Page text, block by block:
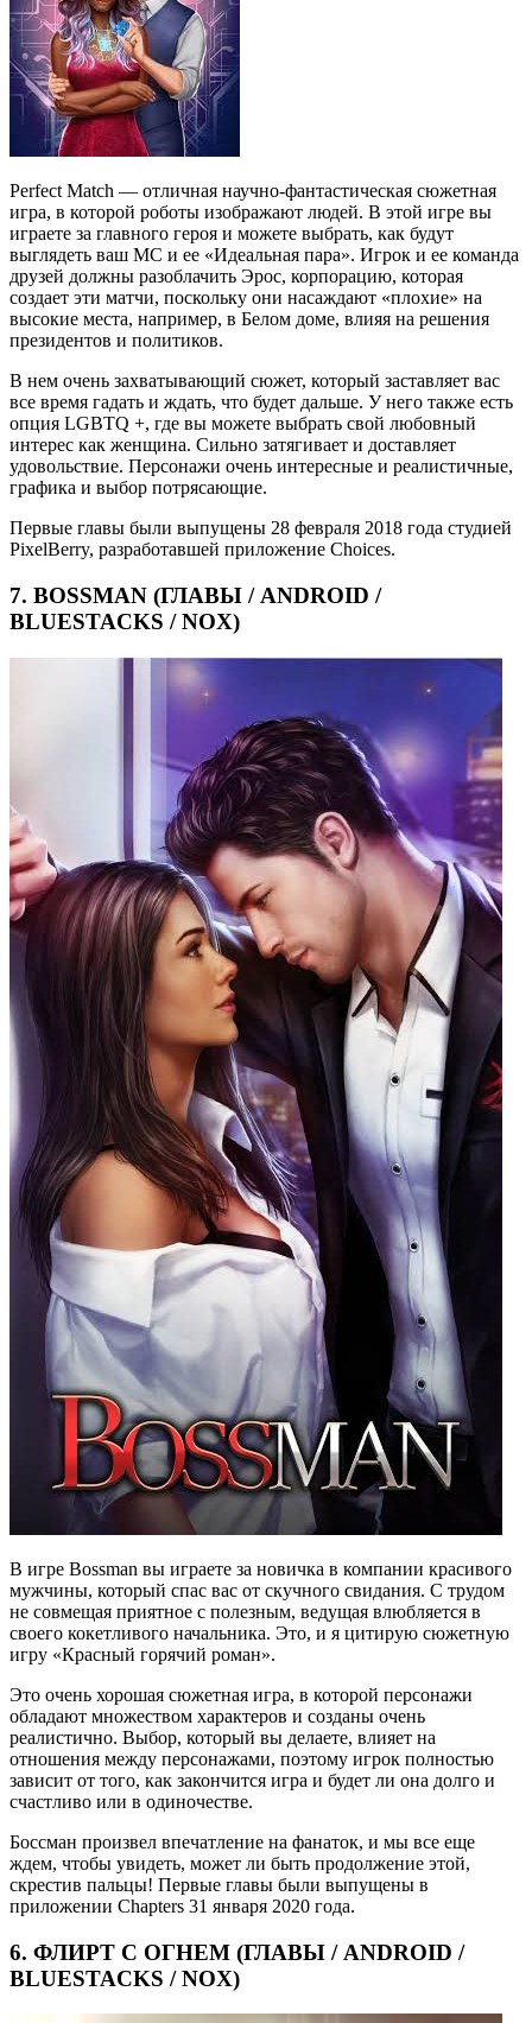
Perfect Match — отличная научно-фантастическая сюжетная
игра, в которой роботы изображают людей. В этой игре вы
играете за главного героя и можете выбрать, как будут
выглядеть ваш MC и ее «Идеальная пара». Игрок и ее команда
друзей должны разоблачить Эрос, корпорацию, которая
создает эти матчи, поскольку они насаждают «плохие» на
высокие места, например, в Белом доме, влияя на решения
президентов и политиков.
В нем очень захватывающий сюжет, который заставляет вас
все время гадать и ждать, что будет дальше. У него также есть
опция LGBTQ +, где вы можете выбрать свой любовный
интерес как женщина. Сильно затягивает и доставляет
удовольствие. Персонажи очень интересные и реалистичные,
графика и выбор потрясающие.
Первые главы были выпущены 28 февраля 2018 года студией
PixelBerry, разработавшей приложение Choices.
7. BOSSMAN (ГЛАВЫ / ANDROID /
BLUESTACKS / NOX)
В игре Bossman вы играете за новичка в компании красивого
мужчины, который спас вас от скучного свидания. С трудом
не совмещая приятное с полезным, ведущая влюбляется в
своего кокетливого начальника. Это, и я цитирую сюжетную
игру «Красный горячий роман».
Это очень хорошая сюжетная игра, в которой персонажи
обладают множеством характеров и созданы очень
реалистично. Выбор, который вы делаете, влияет на
отношения между персонажами, поэтому игрок полностью
зависит от того, как закончится игра и будет ли она долго и
счастливо или в одиночестве.
Боссман произвел впечатление на фанаток, и мы все еще
ждем, чтобы увидеть, может ли быть продолжение этой,
скрестив пальцы! Первые главы были выпущены в
приложении Chapters 31 января 2020 года.
6. ФЛИРТ С ОГНЕМ (ГЛАВЫ / ANDROID /
BLUESTACKS / NOX)